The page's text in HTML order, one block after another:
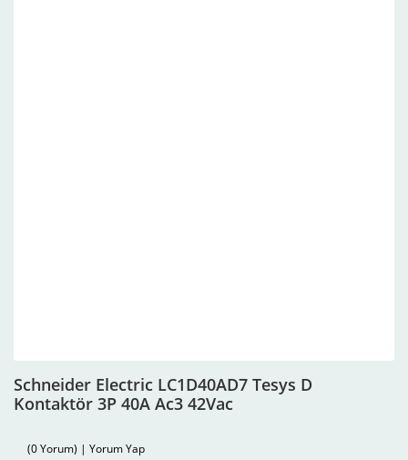
Schneider Electric LC1D40AD7 Tesys D
Kontaktör 3P 40A Ac3 42Vac
(0 Yorum) | Yorum Yap